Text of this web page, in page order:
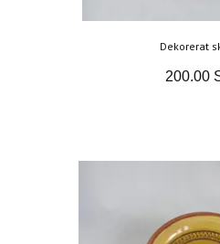
Dekorerat
200.00